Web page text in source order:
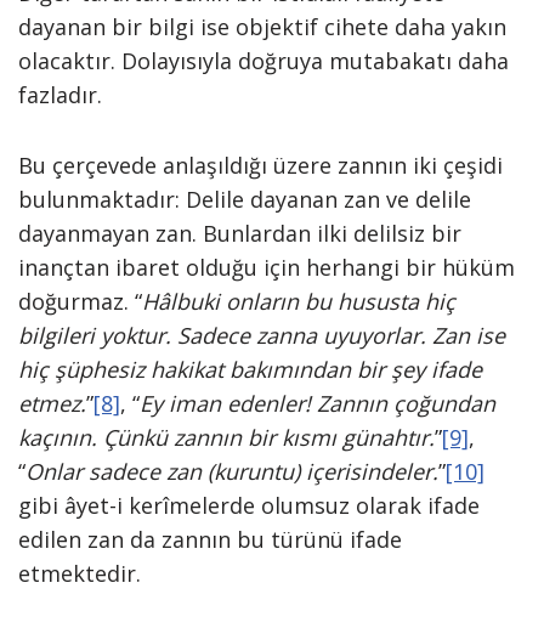
dayanan bir bilgi ise objektif cihete daha yakın
olacaktır. Dolayısıyla doğruya mutabakatı daha
fazladır.
Bu çerçevede anlaşıldığı üzere zannın iki çeşidi
bulunmaktadır: Delile dayanan zan ve delile
dayanmayan zan. Bunlardan ilki delilsiz bir
inançtan ibaret olduğu için herhangi bir hüküm
doğurmaz. “Hâlbuki onların bu hususta hiç
bilgileri yoktur. Sadece zanna uyuyorlar. Zan ise
hiç şüphesiz hakikat bakımından bir şey ifade
etmez.”[8], “Ey iman edenler! Zannın çoğundan
kaçının. Çünkü zannın bir kısmı günahtır.”[9],
“Onlar sadece zan (kuruntu) içerisindeler.”[10]
gibi âyet-i kerîmelerde olumsuz olarak ifade
edilen zan da zannın bu türünü ifade
etmektedir.